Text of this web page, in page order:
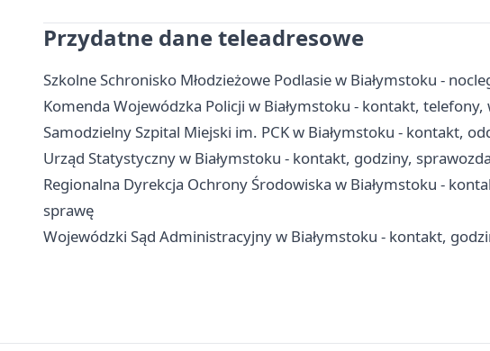
Przydatne dane teleadresowe
Szkolne Schronisko Młodzieżowe Podlasie w Białymstoku -
Komenda Wojewódzka Policji w Białymstoku - kontakt, telefony,
Samodzielny Szpital Miejski im. PCK w Białymstoku - kontakt,
Urząd Statystyczny w Białymstoku - kontakt, godziny,
Regionalna Dyrekcja Ochrony Środowiska w Białymstoku -
sprawę
Wojewódzki Sąd Administracyjny w Białymstoku - kontakt,